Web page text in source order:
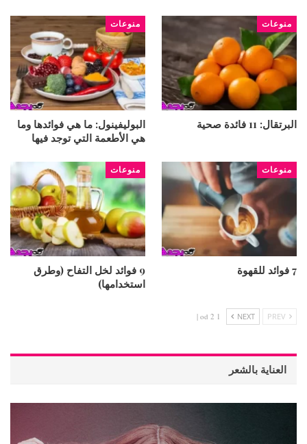
منوعات
البرتقال: 11 فائدة صحية
منوعات
البوليفينول: ما هي فوائدها وما
هي الأطعمة التي توجد فيها
منوعات
7 فوائد للقهوة
منوعات
9 فوائد لخل التفاح (وطرق
استخدامها)
NEXT
1 od 2 |
العناية بالشعر